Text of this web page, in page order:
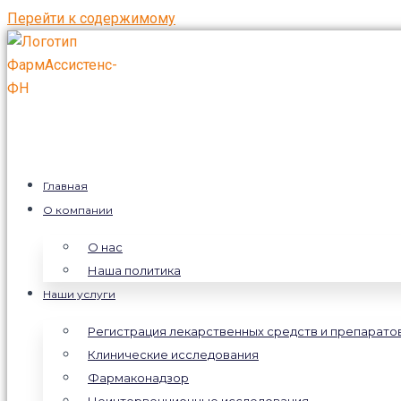
Перейти к содержимому
Главная
О компании
О нас
Наша политика
Наши услуги
Регистрация лекарственных средств и
Клинические исследования
Фармаконадзор